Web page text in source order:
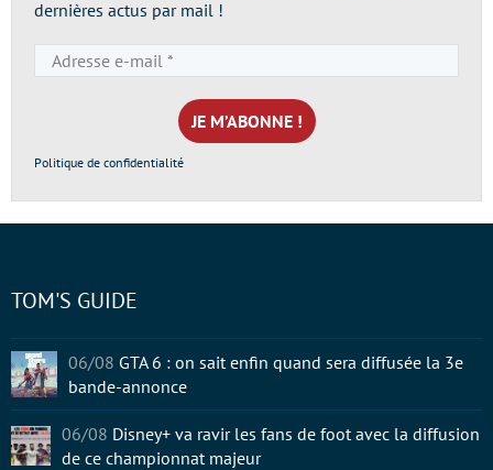
dernières actus par mail !
e-
mail
*
Politique de confidentialité
TOM'S GUIDE
06/08 GTA 6 : on sait enfin quand sera diffusée la 3e
bande-annonce
06/08 Disney+ va ravir les fans de foot avec la diffusion
de ce championnat majeur